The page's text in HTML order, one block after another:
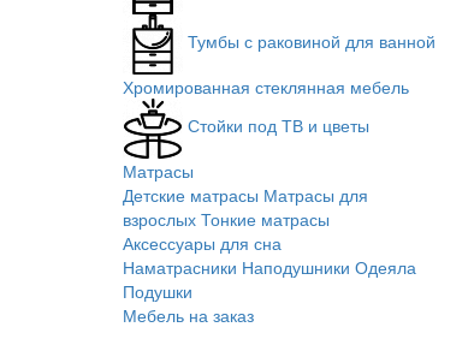
Тумбы с раковиной для ванной
Хромированная стеклянная мебель
Стойки под ТВ и цветы
Матрасы
Детские матрасы Матрасы для
взрослых Тонкие матрасы
Аксессуары для сна
Наматрасники Наподушники Одеяла
Подушки
Мебель на заказ